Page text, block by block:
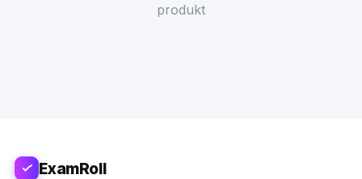
produkt
ExamRoll